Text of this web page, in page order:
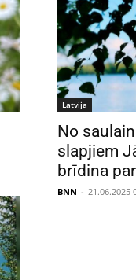
Latvija
No
slapjiem
brīdina
BNN - 21.06.2025